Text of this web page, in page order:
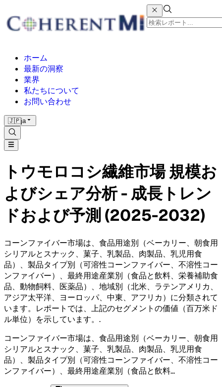
ホーム
最新の洞察
業界
私たちについて
お問い合わせ
🇯🇵ja
トウモロコシ繊維市場 規模お
よびシェア分析 - 成長トレン
ドおよび予測 (2025-2032)
コーンファイバー市場は、食品用途別（ベーカリー、朝食用
シリアルとスナック、菓子、乳製品、肉製品、乳児用食
品）、製品タイプ別（可溶性コーンファイバー、不溶性コー
ンファイバー）、最終用途産業別（食品と飲料、栄養補助食
品、動物飼料、医薬品）、地域別（北米、ラテンアメリカ、
アジア太平洋、ヨーロッパ、中東、アフリカ）に分類されて
います。レポートでは、上記のセグメントの価値（百万米ド
ル単位）を示しています。 .
コーンファイバー市場は、食品用途別（ベーカリー、朝食用
シリアルとスナック、菓子、乳製品、肉製品、乳児用食
品）、製品タイプ別（可溶性コーンファイバー、不溶性コー
ンファイバー）、最終用途産業別（食品と飲料...